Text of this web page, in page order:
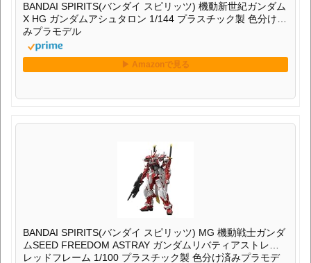
BANDAI SPIRITS(バンダイ スピリッツ) 機動新世紀ガンダム
X HG ガンダムアシュタロン 1/144 プラスチック製 色分け済
みプラモデル
BANDAI SPIRITS(バンダイ スピリッツ) MG 機動戦士ガンダ
ムSEED FREEDOM ASTRAY ガンダムリバティアストレイ
レッドフレーム 1/100 プラスチック製 色分け済みプラモデ